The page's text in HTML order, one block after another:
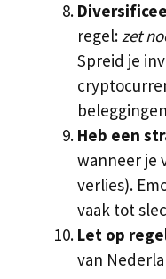
regel:zet
Spreid je
Heb een
wanneer je
verlies).
vaak tot
Let op
van